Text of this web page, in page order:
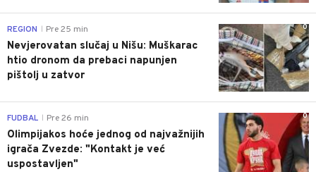
0
REGION Pre 25 min
Nevjerovatan slučaj u Nišu: Muškarac
htio dronom da prebaci napunjen
pištolj u zatvor
0
FUDBAL Pre 26 min
Olimpijakos hoće jednog od najvažnijih
igrača Zvezde: "Kontakt je već
uspostavljen"